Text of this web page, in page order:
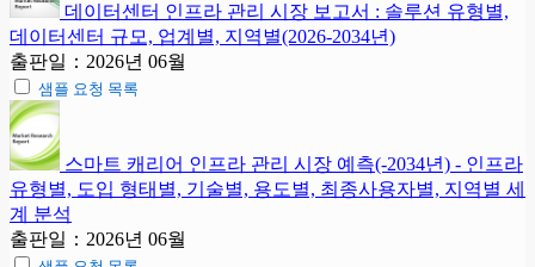
데이터센터 인프라 관리 시장 보고서 : 솔루션 유형별,
데이터센터 규모, 업계별, 지역별(2026-2034년)
출판일：2026년 06월
샘플 요청 목록
스마트 캐리어 인프라 관리 시장 예측(-2034년) - 인프라
유형별, 도입 형태별, 기술별, 용도별, 최종사용자별, 지역별 세
계 분석
출판일：2026년 06월